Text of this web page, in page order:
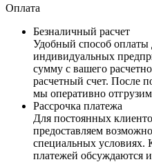
Оплата
Безналичный расчет
Удобный способ оплаты
индивидуальных
сумму с вашего
расчетный счет. После
мы оперативно
Рассрочка платежа
Для постоянных
предоставляем
специальных условиях.
платежей обсуждаются